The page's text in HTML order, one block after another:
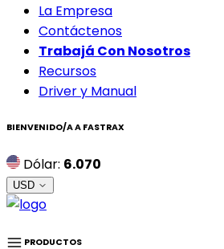
La Empresa
Contáctenos
Trabajá Con Nosotros
Recursos
Driver y Manual
BIENVENIDO/A A FASTRAX
Dólar: 6.070
USD
PRODUCTOS